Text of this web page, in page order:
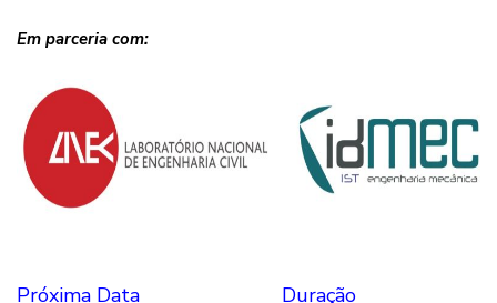
Em parceria com:
Próxima Data Duração